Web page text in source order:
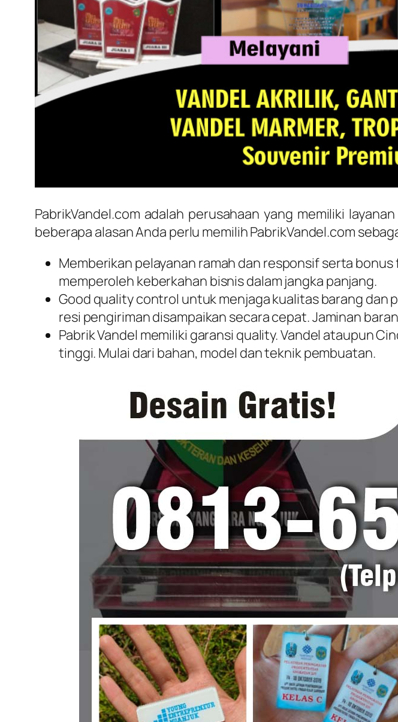
PabrikVandel.com adalah perusahaan yang memiliki
beberapa alasan Anda perlu memilih PabrikVandel.com
Memberikan pelayanan ramah dan responsif serta
memperoleh keberkahan bisnis dalam jangka panjang.
Good quality control untuk menjaga kualitas barang dan
resi pengiriman disampaikan secara cepat. Jaminan
Pabrik Vandel memiliki garansi quality. Vandel ataupun
tinggi. Mulai dari bahan, model dan teknik pembuatan.